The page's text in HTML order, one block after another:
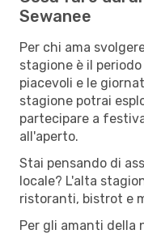
Sewanee
Per chi ama
stagione è il
piacevoli e le
stagione potrai
partecipare a
all'aperto.
Stai pensando di
locale? L'alta
ristoranti, bistrot e
Per gli amanti della